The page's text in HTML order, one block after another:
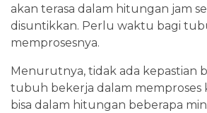
akan terasa dalam hitungan jam
disuntikkan. Perlu waktu bagi
memprosesnya.
Menurutnya, tidak ada kepastian
tubuh bekerja dalam memproses
bisa dalam hitungan beberapa